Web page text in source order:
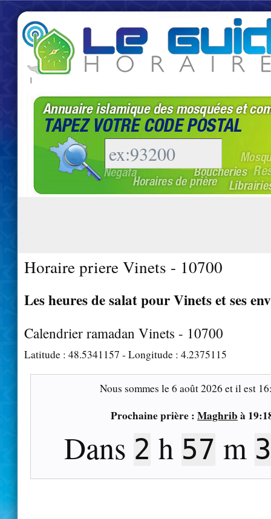
|
Horaire priere Vinets - 10700
Les heures de salat pour Vinets et ses
Calendrier ramadan Vinets - 10700
Latitude : 48.5341157 - Longitude : 4.2375115
Nous sommes le6 août 2026 et il est
Prochaine prière : Maghrib à
Dans 2 h 57 m